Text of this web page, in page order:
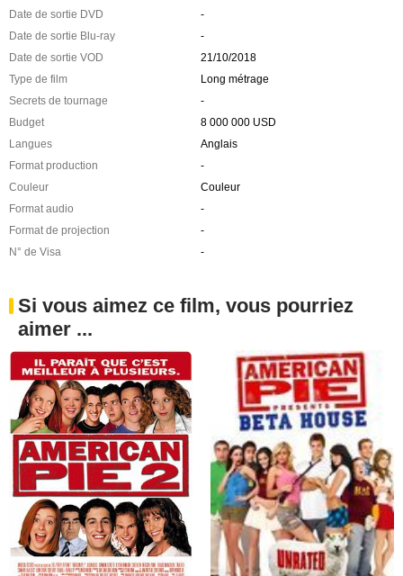
Date de sortie DVD
-
Date de sortie Blu-ray
-
Date de sortie VOD
21/10/2018
Type de film
Long métrage
Secrets de tournage
-
Budget
8 000 000 USD
Langues
Anglais
Format production
-
Couleur
Couleur
Format audio
-
Format de projection
-
N° de Visa
-
Si vous aimez ce film, vous pourriez
aimer ...